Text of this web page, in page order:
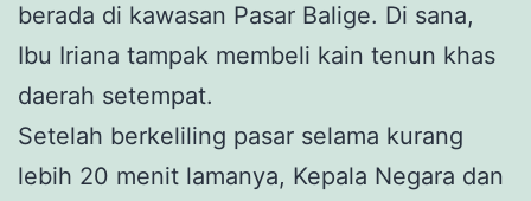
berada di kawasan Pasar Balige. Di sana,
Ibu Iriana tampak membeli kain tenun khas
daerah setempat.
Setelah berkeliling pasar selama kurang
lebih 20 menit lamanya, Kepala Negara dan